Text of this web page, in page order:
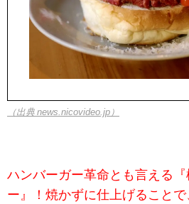
（出典 news.nicovideo.jp）
ハンバーガー革命とも言える
ー』！焼かずに仕上げること